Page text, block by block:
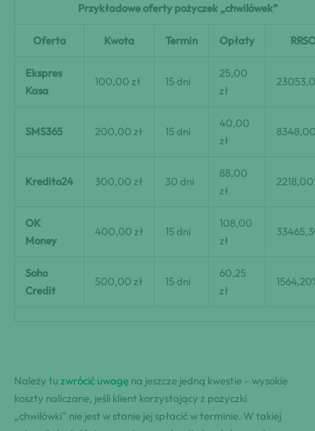
Przykładowe oferty pożyczek „chwilówek”
Oferta Kwota Termin Opłaty
Ekspres
Kasa
100,00 zł 15 dni
25,00
zł
SMS365 200,00 zł 15 dni
40,00
zł
Kredito24 300,00 zł 30 dni
88,00
zł
OK
Money
400,00 zł 15 dni
108,00
zł
Soho
Credit
500,00 zł 15 dni
60,25
zł
Należy tu zwrócić uwagę na jeszcze jedną kwestie – wysokie
koszty naliczane, jeśli klient korzystający z pożyczki
„chwilówki” nie jest w stanie jej spłacić w terminie. W takiej